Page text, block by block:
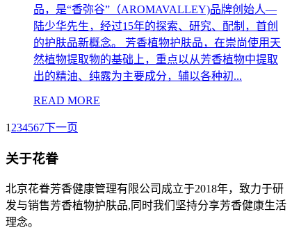
品，是“香弥谷”（AROMAVALLEY)品牌创始人—
陆少华先生，经过15年的探索、研究、配制，首创
的护肤品新概念。 芳香植物护肤品，在崇尚使用天
然植物提取物的基础上，重点以从芳香植物中提取
出的精油、纯露为主要成分，辅以各种初...
READ MORE
1 234567下一页
关于花眷
北京花眷芳香健康管理有限公司成立于2018年，致力于研
发与销售芳香植物护肤品,同时我们坚持分享芳香健康生活
理念。